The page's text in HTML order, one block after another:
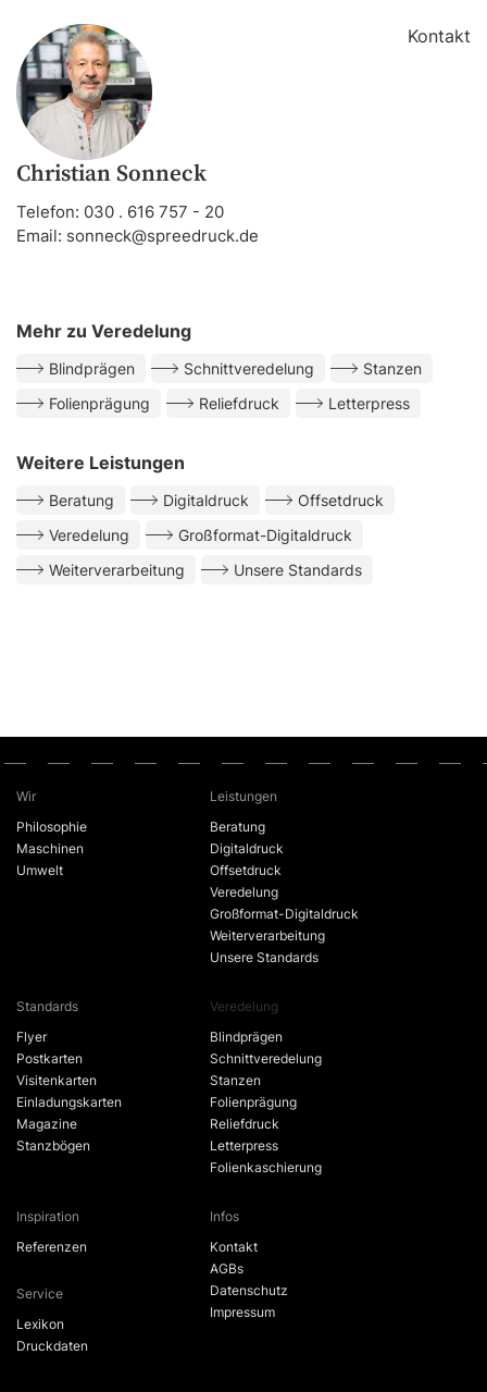
Kontakt
Christian Sonneck
Telefon: 030 . 616 757 - 20
Email: sonneck@spreedruck.de
Mehr zu Veredelung
Blindprägen Schnittveredelung
Stanzen
Folienprägung
Reliefdruck Letterpress
Weitere Leistungen
Beratung Digitaldruck
Offsetdruck
Veredelung
Großformat-Digitaldruck
Weiterverarbeitung
Unsere Standards
Wir
Philosophie
Maschinen
Umwelt
Leistungen
Beratung
Digitaldruck
Offsetdruck
Veredelung
Großformat-Digitaldruck
Weiterverarbeitung
Unsere Standards
Standards
Flyer
Postkarten
Visitenkarten
Einladungskarten
Magazine
Stanzbögen
Veredelung
Blindprägen
Schnittveredelung
Stanzen
Folienprägung
Reliefdruck
Letterpress
Folienkaschierung
Inspiration
Referenzen
Service
Lexikon
Druckdaten
Infos
Kontakt
AGBs
Datenschutz
Impressum